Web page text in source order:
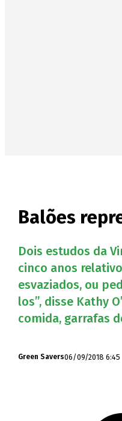
Balões
Dois estudos da
cinco anos
esvaziados, ou
los”, disse Kathy
comida, garrafas
Green Savers06/09/2018 6:45